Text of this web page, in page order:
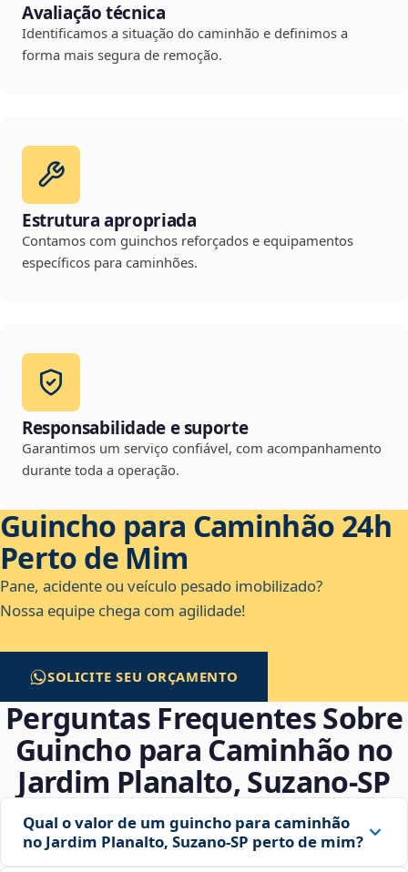
Avaliação técnica
Identificamos a situação do caminhão e definimos a
forma mais segura de remoção.
Estrutura apropriada
Contamos com guinchos reforçados e equipamentos
específicos para caminhões.
Responsabilidade e suporte
Garantimos um serviço confiável, com acompanhamento
durante toda a operação.
Guincho para Caminhão 24h
Perto de Mim
Pane, acidente ou veículo pesado imobilizado?
Nossa equipe chega com agilidade!
SOLICITE SEU ORÇAMENTO
Perguntas Frequentes Sobre
Guincho para Caminhão no
Jardim Planalto, Suzano‑SP
Qual o valor de um guincho para caminhão
no Jardim Planalto, Suzano‑SP perto de mim?